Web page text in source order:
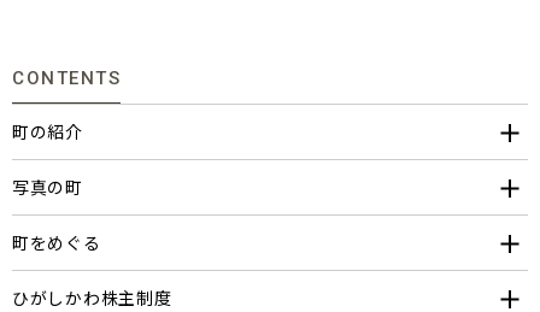
CONTENTS
町の紹介
写真の町
町をめぐる
ひがしかわ株主制度